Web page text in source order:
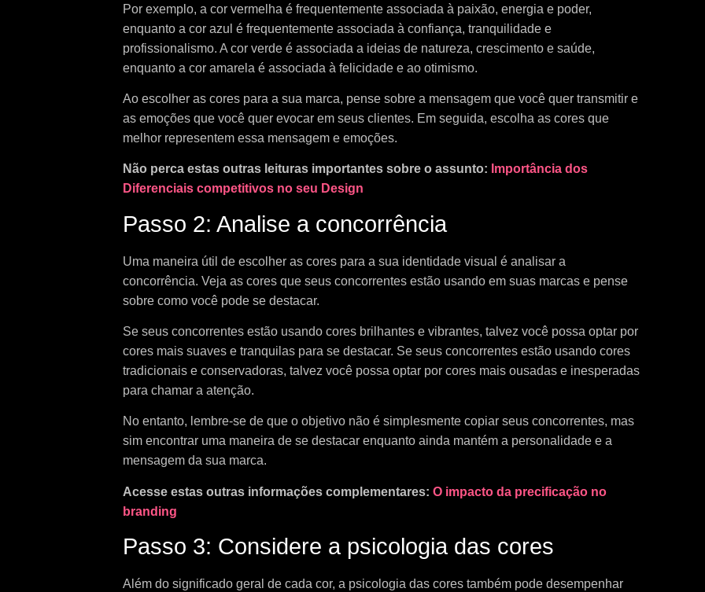
Por exemplo, a cor vermelha é frequentemente associada à paixão, energia e poder,
enquanto a cor azul é frequentemente associada à confiança, tranquilidade e
profissionalismo. A cor verde é associada a ideias de natureza, crescimento e saúde,
enquanto a cor amarela é associada à felicidade e ao otimismo.
Ao escolher as cores para a sua marca, pense sobre a mensagem que você quer transmitir e
as emoções que você quer evocar em seus clientes. Em seguida, escolha as cores que
melhor representem essa mensagem e emoções.
Não perca estas outras leituras importantes sobre o assunto: Importância dos
Diferenciais competitivos no seu Design
Passo 2: Analise a concorrência
Uma maneira útil de escolher as cores para a sua identidade visual é analisar a
concorrência. Veja as cores que seus concorrentes estão usando em suas marcas e pense
sobre como você pode se destacar.
Se seus concorrentes estão usando cores brilhantes e vibrantes, talvez você possa optar por
cores mais suaves e tranquilas para se destacar. Se seus concorrentes estão usando cores
tradicionais e conservadoras, talvez você possa optar por cores mais ousadas e inesperadas
para chamar a atenção.
No entanto, lembre-se de que o objetivo não é simplesmente copiar seus concorrentes, mas
sim encontrar uma maneira de se destacar enquanto ainda mantém a personalidade e a
mensagem da sua marca.
Acesse estas outras informações complementares: O impacto da precificação no
branding
Passo 3: Considere a psicologia das cores
Além do significado geral de cada cor, a psicologia das cores também pode desempenhar